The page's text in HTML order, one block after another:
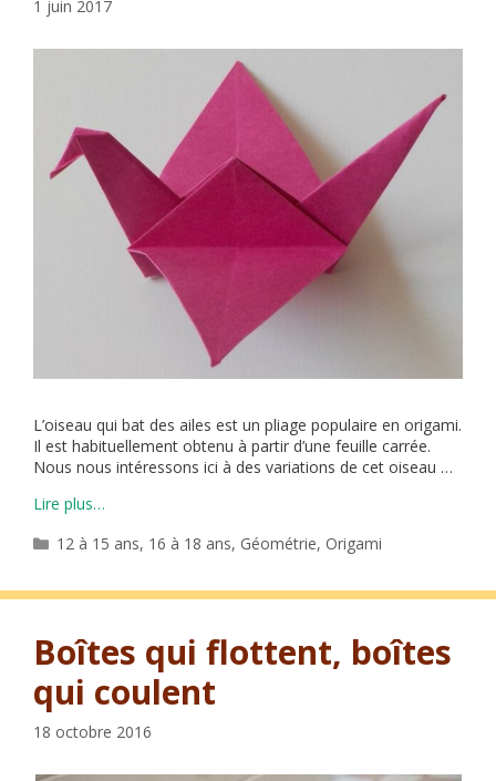
1 juin 2017
L’oiseau qui bat des ailes est un pliage populaire en origami.
Il est habituellement obtenu à partir d’une feuille carrée.
Nous nous intéressons ici à des variations de cet oiseau …
Lire plus…
Catégories
12 à 15 ans, 16 à 18 ans, Géométrie,Origami
Boîtes qui flottent, boîtes
qui coulent
18 octobre 2016